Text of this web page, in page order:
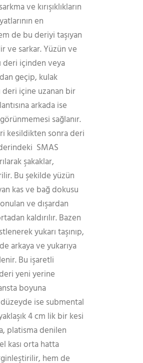
ve kırışıklıkların
en
de bu deriyi taşıyan
ve sarkar. Yüzün ve
deri içinden veya
geçip, kulak
deri içine uzanan bir
arkada ise
sağlanır.
kesildikten sonra deri
SMAS
şakaklar,
Bu şekilde yüzün
kas ve bağ dokusu
ve dışardan
kaldırılır. Bazen
yukarı taşınıp,
arkaya ve yukarıya
Bu işaretli
yeni yerine
boyuna
ise submental
4 cm lik bir kesi
platisma denilen
kası orta hatta
hem de